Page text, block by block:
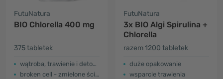
FutuNatura
BIO Chlorella 400 mg
375 tabletek
wątroba, trawienie i detoksykacja
broken cell - zmielone ściany komórkowe
FutuNatura
3x BIO Algi Spirulina +
Chlorella
razem 1200 tabletek
duże opakowanie
wsparcie trawienia